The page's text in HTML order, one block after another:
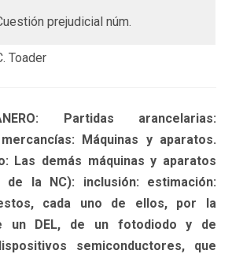
prejudicial núm.
Toader
Partidas arancelarias:
Máquinas y aparatos.
Las demás máquinas y aparatos
de la NC): inclusión: estimación:
cada uno de ellos, por la
un DEL, de un fotodiodo y de
semiconductores, que